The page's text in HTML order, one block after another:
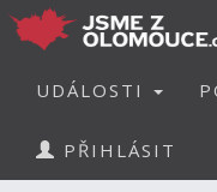
UDÁLOSTI
PŘIHLÁSIT